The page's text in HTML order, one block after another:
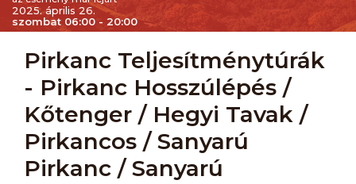
2025. április 26.
szombat 06:00 - 20:00
Pirkanc Teljesítménytúrák
- Pirkanc Hosszúlépés /
Kőtenger / Hegyi Tavak /
Pirkancos / Sanyarú
Pirkanc / Sanyarú